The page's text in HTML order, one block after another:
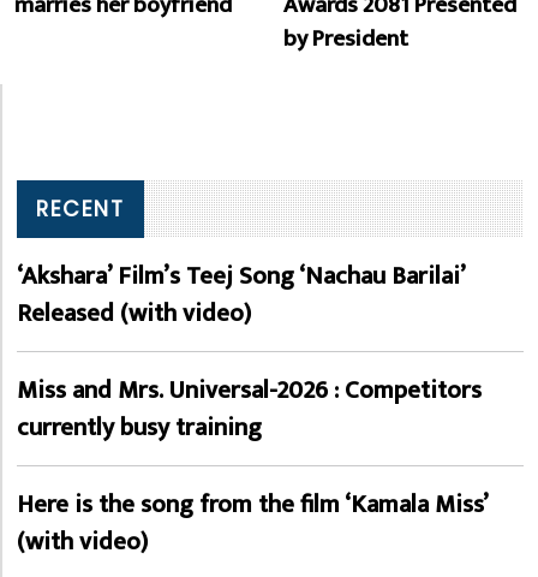
by President
RECENT
‘Akshara’ Film’s Teej Song ‘Nachau Barilai’
Released (with video)
Miss and Mrs. Universal-2026 : Competitors
currently busy training
Here is the song from the film ‘Kamala Miss’
(with video)